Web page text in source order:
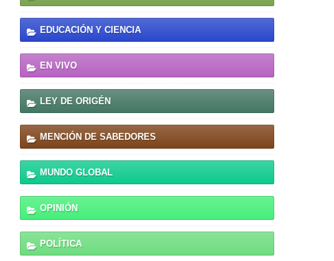
EDUCACIÓN Y CIENCIA
EN VIVO
LEY DE ORIGÉN
MENCIÓN DE SABEDORES
MUNDO GLOBAL
OPINIÓN
POLÍTICA